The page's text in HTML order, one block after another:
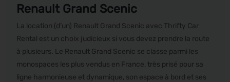
Renault Grand Scenic
La location (d’un) Renault Grand Scenic avec Thrifty Car
Rental est un choix judicieux si vous devez prendre la route
à plusieurs. Le Renault Grand Scenic se classe parmi les
monospaces les plus vendus en France, très prisé pour sa
ligne harmonieuse et dynamique, son espace à bord et ses